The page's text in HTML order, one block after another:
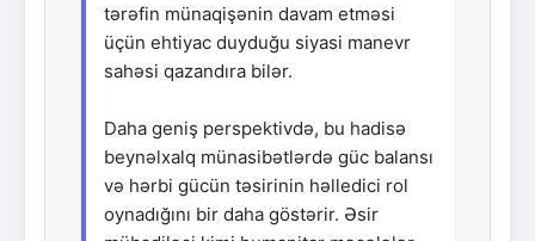
tərəfin münaqişənin davam etməsi
üçün ehtiyac duyduğu siyasi manevr
sahəsi qazandıra bilər.
Daha geniş perspektivdə, bu hadisə
beynəlxalq münasibətlərdə güc balansı
və hərbi gücün təsirinin həlledici rol
oynadığını bir daha göstərir. Əsir